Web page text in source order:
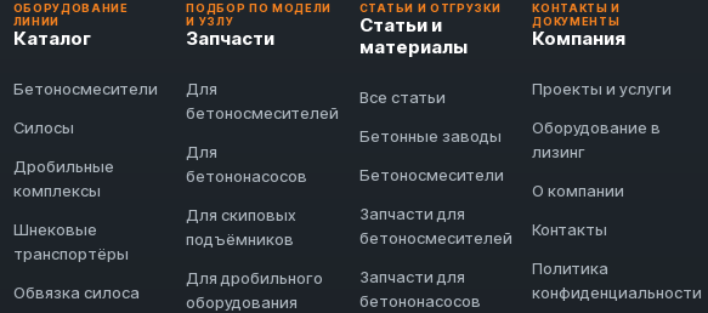
ОБОРУДОВАНИЕ
ЛИНИИ
Каталог
Бетоносмесители
Силосы
Дробильные
комплексы
Шнековые
транспортёры
Обвязка силоса
ПОДБОР ПО МОДЕЛИ
И УЗЛУ
Запчасти
Для
бетоносмесителей
Для
бетононасосов
Для скиповых
подъёмников
Для дробильного
оборудования
СТАТЬИ И ОТГРУЗКИ
Статьи и
материалы
Все статьи
Бетонные заводы
Бетоносмесители
Запчасти для
бетоносмесителей
Запчасти для
бетононасосов
КОНТАКТЫ И
ДОКУМЕНТЫ
Компания
Проекты и услуги
Оборудование в
лизинг
О компании
Контакты
Политика
конфиденциальности